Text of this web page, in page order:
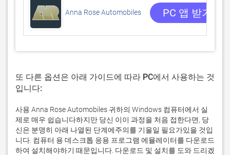
Anna Rose Automobiles PC 앱 받기
또 다른 옵션은 아래 가이드에 따라 PC에서 사용하는 것
입니다:
사용 Anna Rose Automobiles 귀하의 Windows 컴퓨터에서 실
제로 매우 쉽습니다하지만 당신 이이 과정을 처음 접한다면, 당
신은 분명히 아래 나열된 단계에주의를 기울일 필요가있을 것입
니다. 컴퓨터 용 데스크톱 응용 프로그램 에뮬레이터를 다운로드
하여 설치해야하기 때문입니다. 다운로드 및 설치를 도와 드리겠